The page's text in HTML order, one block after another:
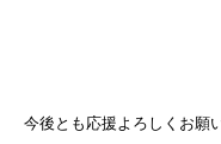
今後とも応援よろしくお願